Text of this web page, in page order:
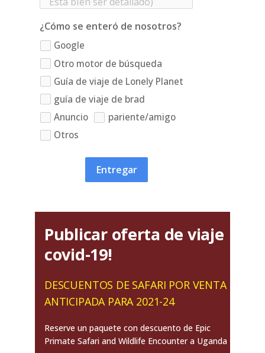
¿Cómo se enteró de nosotros?
Google
Otro motor de búsqueda
Guía de viaje de Lonely Planet
guía de viaje de brad
Anuncio
pariente/amigo
Otros
Entregar
Publicar oferta de viaje
covid-19!
DESCUENTOS DE SAFARI POR VENTA
ANTICIPADA PARA 2021-24
Reserve un paquete con descuento de Epic
Primate Safari and Wildlife Encounter a Uganda